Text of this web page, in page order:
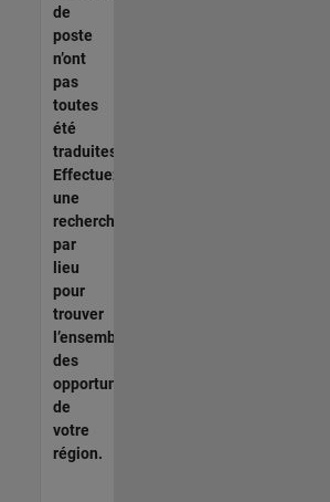
de
poste
n’ont
pas
toutes
été
traduites.
Effectuez
une
recherche
par
lieu
pour
trouver
l’ensemble
des
opportunités
de
votre
région.